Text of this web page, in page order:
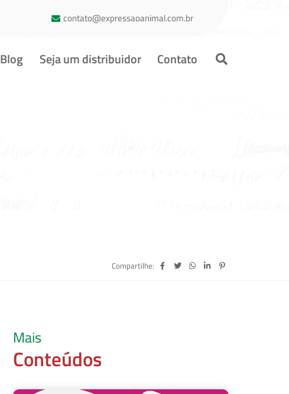
contato@expressaoanimal.com.br
Blog Seja um distribuidor Contato
Compartilhe:
Mais
Conteúdos